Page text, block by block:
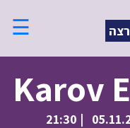
☰
| 21:30